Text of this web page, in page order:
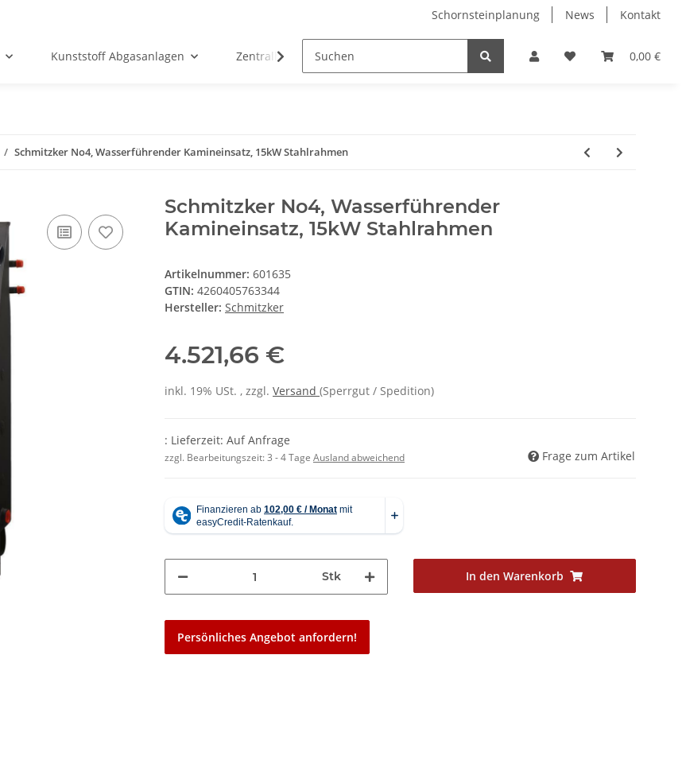
Schornsteinplanung News Kontakt
0,00 €
Kunststoff Abgasanlagen Zentralheizungen
Schmitzker No4, Wasserführender Kamineinsatz, 15kW Stahlrahmen
Schmitzker No4, Wasserführender
Kamineinsatz, 15kW Stahlrahmen
Artikelnummer: 601635
GTIN: 4260405763344
Hersteller: Schmitzker
4.521,66 €
inkl. 19% USt. , zzgl. Versand (Sperrgut / Spedition)
: Lieferzeit: Auf Anfrage
zzgl. Bearbeitungszeit:3 - 4 Tage Ausland abweichend Frage zum Artikel
Stk In den Warenkorb
Persönliches Angebot anfordern!